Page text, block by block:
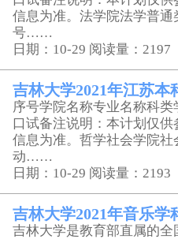
信息为准。法学院法学普
号……
日期：10-29 阅读量：2197
吉林大学2021年江苏本
序号学院名称专业名称科
口试备注说明：本计划仅
信息为准。哲学社会学院
动……
日期：10-29 阅读量：2193
吉林大学2021年音乐学
吉林大学是教育部直属的